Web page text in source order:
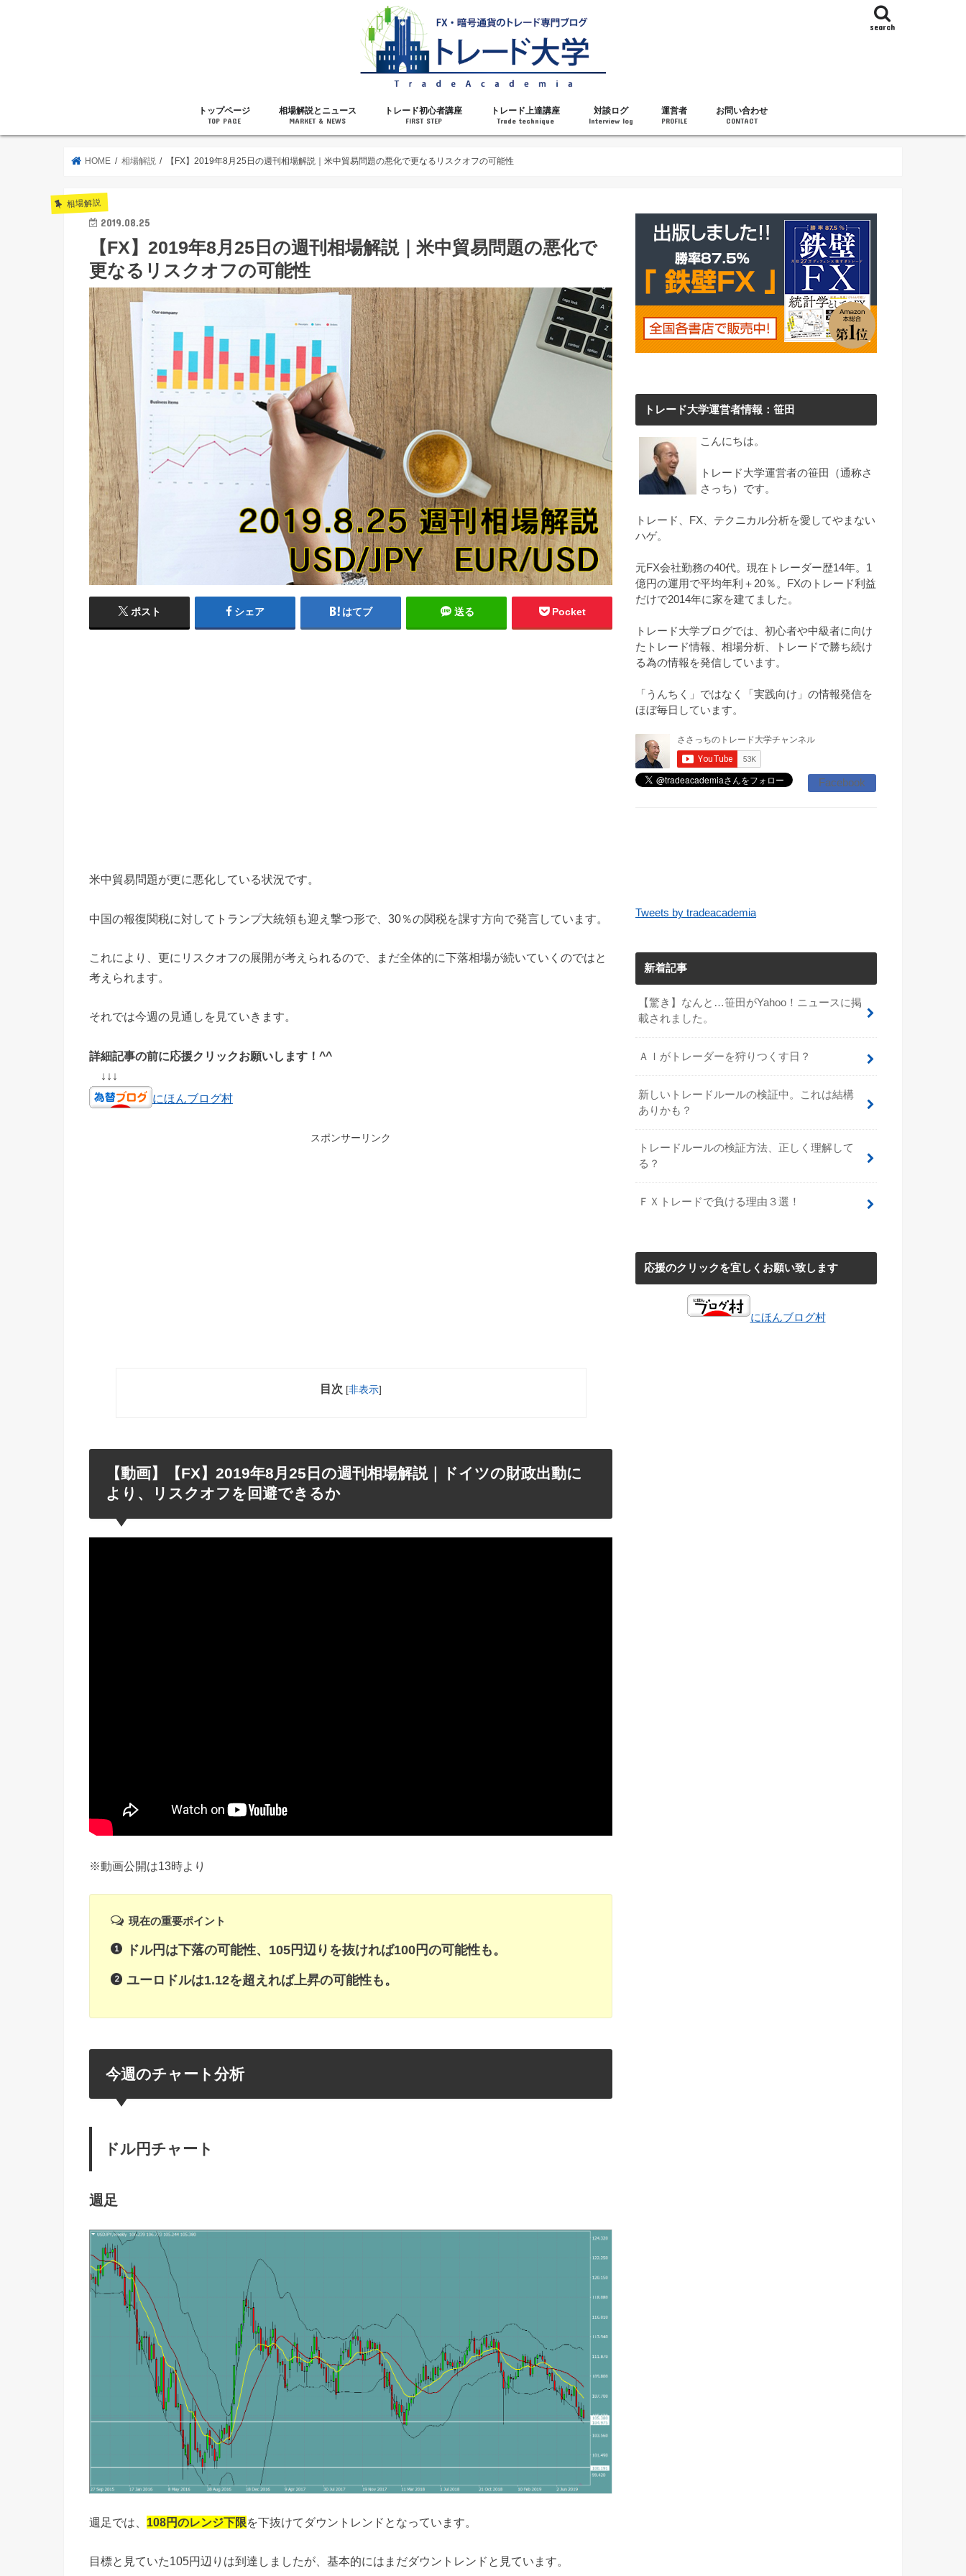
search
トップページ
TOP PAGE
相場解説とニュース
MARKET & NEWS
トレード初心者講座
FIRST STEP
トレード上達講座
Trade technique
対談ログ
Interview log
運営者
PROFILE
お問い合わせ
CONTACT
HOME 相場解説 【FX】2019年8月25日の週刊相場解説｜米中貿易問題の悪化で更なるリスクオフの可能性
相場解説
2019.08.25
【FX】2019年8月25日の週刊相場解説｜米中貿易問題の悪化で
更なるリスクオフの可能性
ポスト シェア はてブ 送る Pocket
米中貿易問題が更に悪化している状況です。
中国の報復関税に対してトランプ大統領も迎え撃つ形で、30％の関税を課す方向で発言しています。
これにより、更にリスクオフの展開が考えられるので、まだ全体的に下落相場が続いていくのではと
考えられます。
それでは今週の見通しを見ていきます。
詳細記事の前に応援クリックお願いします！^^
↓↓↓
にほんブログ村
スポンサーリンク
目次 [非表示]
【動画】【FX】2019年8月25日の週刊相場解説｜ドイツの財政出動に
より、リスクオフを回避できるか
※動画公開は13時より
現在の重要ポイント
ドル円は下落の可能性、105円辺りを抜ければ100円の可能性も。
ユーロドルは1.12を超えれば上昇の可能性も。
今週のチャート分析
ドル円チャート
週足
週足では、 108円のレンジ下限を下抜けてダウントレンドとなっています。
目標と見ていた105円辺りは到達しましたが、基本的にはまだダウントレンドと見ています。
トレード大学運営者情報：笹田
こんにちは。
トレード大学運営者の笹田（通称さ
さっち）です。
トレード、FX、テクニカル分析を愛してやまない
ハゲ。
元FX会社勤務の40代。現在トレーダー歴14年。1
億円の運用で平均年利＋20％。FXのトレード利益
だけで2014年に家を建てました。
トレード大学ブログでは、初心者や中級者に向け
たトレード情報、相場分析、トレードで勝ち続け
る為の情報を発信しています。
「うんちく」ではなく「実践向け」の情報発信を
ほぼ毎日しています。
Facebook
Tweets by tradeacademia
新着記事
【驚き】なんと…笹田がYahoo！ニュースに掲
載されました。
ＡＩがトレーダーを狩りつくす日？
新しいトレードルールの検証中。これは結構
ありかも？
トレードルールの検証方法、正しく理解して
る？
ＦＸトレードで負ける理由３選！
応援のクリックを宜しくお願い致します
にほんブログ村